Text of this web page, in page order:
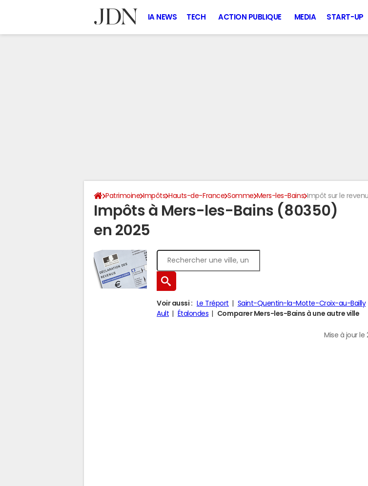
IA NEWS TECH ACTION PUBLIQUE MEDIA START-UP
Patrimoine Impôts Hauts-de-France Somme Mers-les-Bains Impôt sur le revenu
Impôts à Mers-les-Bains (80350)
en 2025
Voir aussi : Le Tréport Saint-Quentin-la-Motte-Croix-au-Bailly
Ault
Étalondes Comparer Mers-les-Bains à une autre ville
Mise à jour